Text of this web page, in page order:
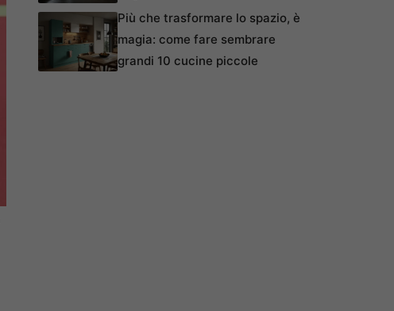
Più che trasformare lo spazio, è
magia: come fare sembrare
grandi 10 cucine piccole